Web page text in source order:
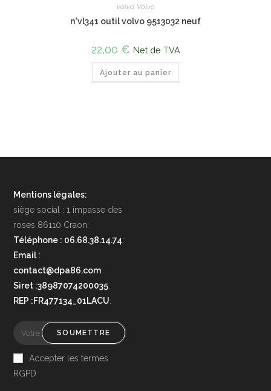
volvo, Volvo
n°vl341 outil volvo 9513032 neuf
22,00 € Net de TVA
Ajouter au panier
Mentions légales:
siège social : 1 impasse des
roses 86110 Craon:
Téléphone : 06.68.38.14.74:
Email :
contact@dpa86.com:
Siret :38987074200035:
REP :FR477134_01LACU:
SOUMETTRE
Accepter les termes
RGPD